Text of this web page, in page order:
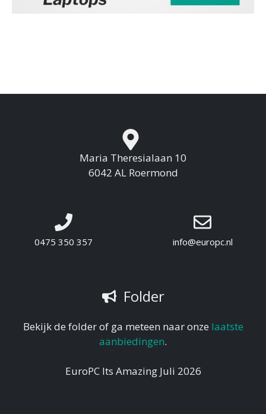
Maria Theresialaan 10
6042 AL Roermond
0475 350 357 info@europc.nl
Folder
Bekijk de folder of ga meteen naar onze laatste
aanbiedingen.
EuroPC Its Amazing Juli 2026